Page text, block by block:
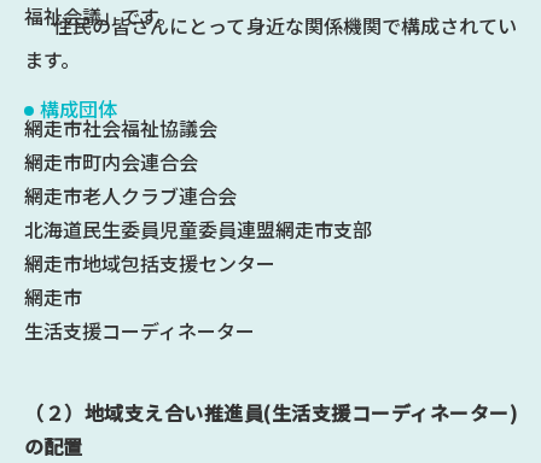
福祉会議」です。
住民の皆さんにとって身近な関係機関で構成されてい
ます。
構成団体
網走市社会福祉協議会
網走市町内会連合会
網走市老人クラブ連合会
北海道民生委員児童委員連盟網走市支部
網走市地域包括支援センター
網走市
生活支援コーディネーター
（２）地域支え合い推進員(生活支援コーディネーター)
の配置